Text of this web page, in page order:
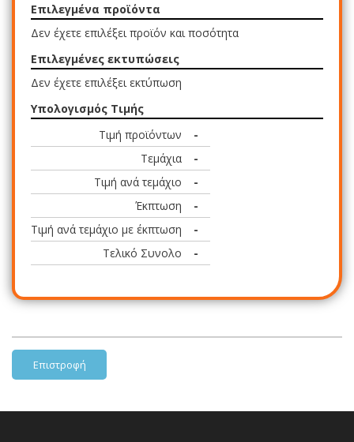
Επιλεγμένα προϊόντα
Δεν έχετε επιλέξει προϊόν και ποσότητα
Επιλεγμένες εκτυπώσεις
Δεν έχετε επιλέξει εκτύπωση
Υπολογισμός Τιμής
Τιμή προϊόντων
-
Τεμάχια
-
Τιμή ανά τεμάχιο
-
Έκπτωση
-
Τιμή ανά τεμάχιο με έκπτωση
-
Τελικό Συνολο
-
Επιστροφή